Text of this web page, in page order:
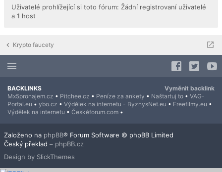
Uživatelé prohlížející si toto fórum: Žádní registrovaní uživatelé
a 1 host
Krypto faucety
BACKLINKS
Vyměnit backlink
Mx5pronajem.cz • Pitchee.cz • Peníze za ankety • Naštartuj to • VAG-
Portal.eu • ybo.cz • Výdělek na internetu - ByznysNet.eu • Freefilmy.eu •
Výdělek na internetu • Českéforum.com •
Založeno na phpBB® Forum Software © phpBB Limited
Český překlad – phpBB.cz
Design by SlickThemes